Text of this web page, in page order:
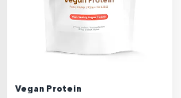
Vegan Protein